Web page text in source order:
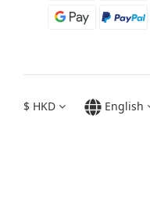
$ HKD English